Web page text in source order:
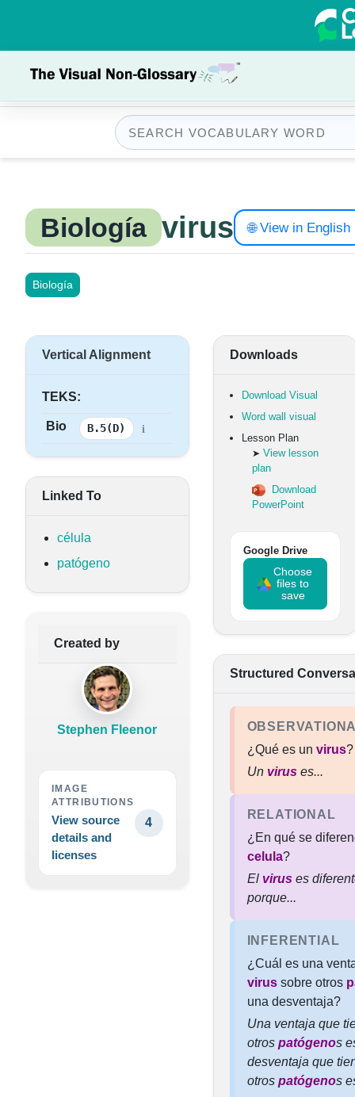
Biología virus 🌐 View in English
Biología
Vertical Alignment
TEKS:
Bio B.5(D) i
Linked To
célula
patógeno
Created by
Stephen Fleenor
IMAGE
ATTRIBUTIONS
View source
details and
licenses
4
Downloads
Download Visual
Word wall visual
Lesson Plan
➤ View lesson
plan
Download
PowerPoint
Google Drive
Choose
files to
save
Structured
¿Qué es un virus?
Un viruses...
RELATIONAL
¿En qué se
celula?
El viruses
porque...
INFERENTIAL
¿Cuál es una
virussobre otros
una desventaja?
Una ventaja que
otros patógenos
desventaja que
otros patógenos